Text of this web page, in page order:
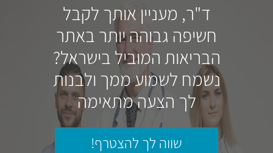
ד"ר, מעניין אותך לקבל
חשיפה גבוהה יותר באתר
הבריאות המוביל בישראל?
נשמח לשמוע ממך ולבנות
לך הצעה מתאימה
שווה לך להצטרף!